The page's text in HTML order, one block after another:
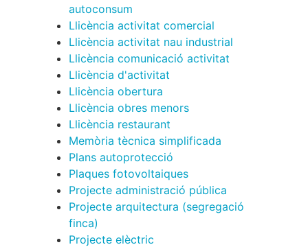
autoconsum
Llicència activitat comercial
Llicència activitat nau industrial
Llicència comunicació activitat
Llicència d'activitat
Llicència obertura
Llicència obres menors
Llicència restaurant
Memòria tècnica simplificada
Plans autoprotecció
Plaques fotovoltaiques
Projecte administració pública
Projecte arquitectura (segregació
finca)
Projecte elèctric